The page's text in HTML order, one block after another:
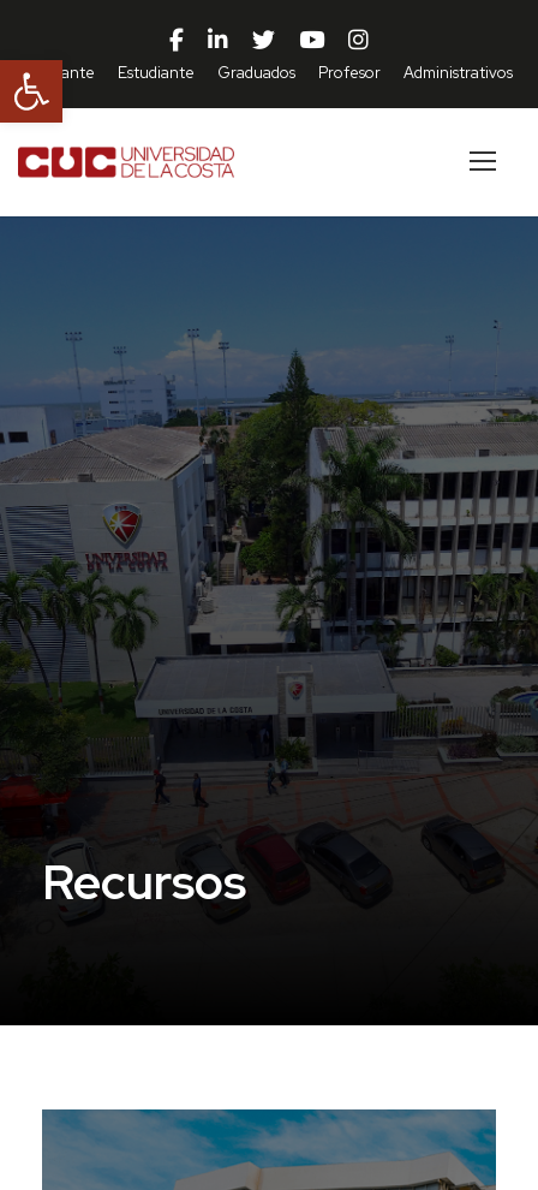
Abrir barra de herramientas
Aspirante Estudiante Graduados Profesor Administrativos
Recursos